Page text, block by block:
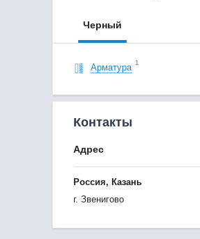
Черный
Арматура
1
Контакты
Адрес
Россия, Казань
г. Звенигово